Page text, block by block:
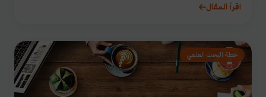
اقرأ المقال
خطة البحث العلمي